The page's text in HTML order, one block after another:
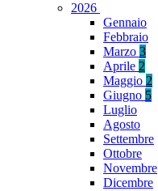
2026
Gennaio
Febbraio
Marzo 3
Aprile 2
Maggio 2
Giugno 5
Luglio
Agosto
Settembre
Ottobre
Novembre
Dicembre